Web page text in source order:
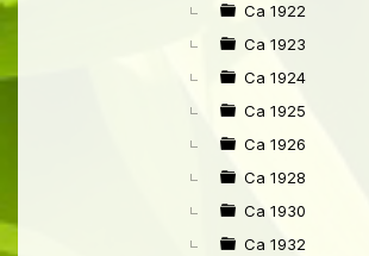
Ca 1922
Ca 1923
Ca 1924
Ca 1925
Ca 1926
Ca 1928
Ca 1930
Ca 1932